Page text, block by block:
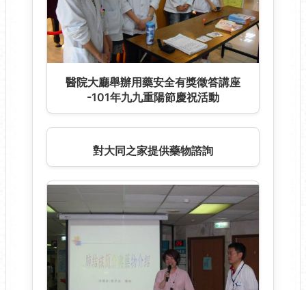
醫院大廳舉辦用藥安全有獎徵答講座
-101年九九重陽節慶祝活動
對大同之家提供藥物諮詢